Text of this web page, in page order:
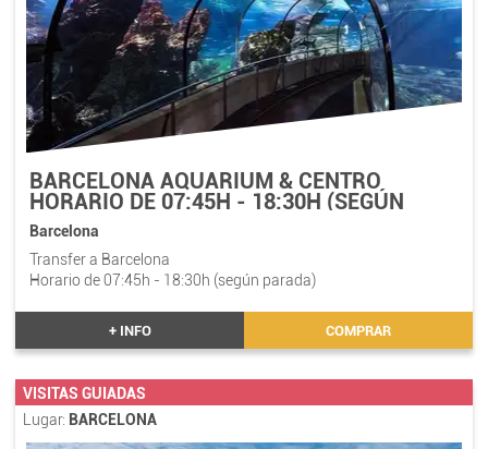
BARCELONA AQUARIUM & CENTRO
HORARIO DE 07:45H - 18:30H (SEGÚN
PARADA)
Barcelona
Transfer a Barcelona
Horario de 07:45h - 18:30h (según parada)
+ INFO COMPRAR
VISITAS GUIADAS
Lugar: BARCELONA